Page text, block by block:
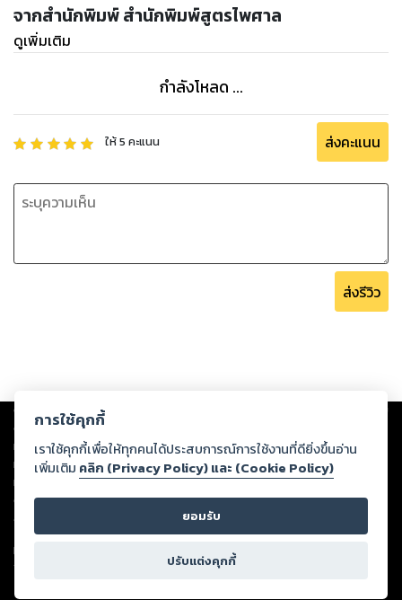
จากสำนักพิมพ์ สำนักพิมพ์สูตรไพศาล
ดูเพิ่มเติม
กำลังโหลด ...
ให้5 คะแนน ส่งคะแนน
ส่งรีวิว
Copyright © 2026
ต่อผลงานหรือเนื้อหาใดที่อัปโหลดผ่านเว็บไซต์และปรากฏว่าละเมิดสิทธิใน
ทรัพย์สินทางปัญญาของบุคคลอื่นหรือขัดต่อกฎหมายและศีลธรรม ดังนั้น ผู้อ่าน
ทุกท่านโปรดใช้วิจารณญาณในการกลั่นกรองด้วยตนเอง และหากท่านพบว่าส่วน
หนึ่งส่วนใดขัดต่อกฎหมายและศีลธรรม กรุณาแจ้งมายังบริษัท เพื่อทีมงานจะได้
ดำเนินการในทันที ทั้งนี้ ทางสตอรี่ล็อกขอสงวนลิขสิทธิ์ตามพระราชบัญญัติ
ลิขสิทธิ์ พ.ศ. 2537 (ฉบับล่าสุด)
For support: member@ookbee.com
Version
การใช้คุกกี้
เราใช้คุกกี้เพื่อให้ทุกคนได้ประสบการณ์การใช้งานที่ดียิ่งขึ้นอ่าน
เพิ่มเติม คลิก (Privacy Policy) และ (Cookie Policy)
ยอมรับ
ปรับแต่งคุกกี้